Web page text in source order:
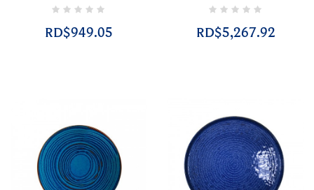
RD$949.05 RD$5,267.92